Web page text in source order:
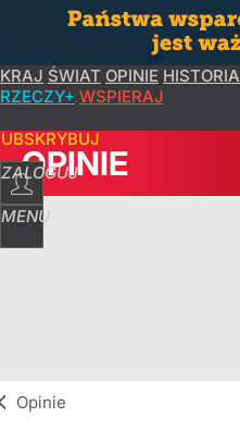
KRAJ ŚWIAT OPINIE HISTORIA
RZECZY+ WSPIERAJ
ZALOGUJ
MENU
OPINIE
Opinie